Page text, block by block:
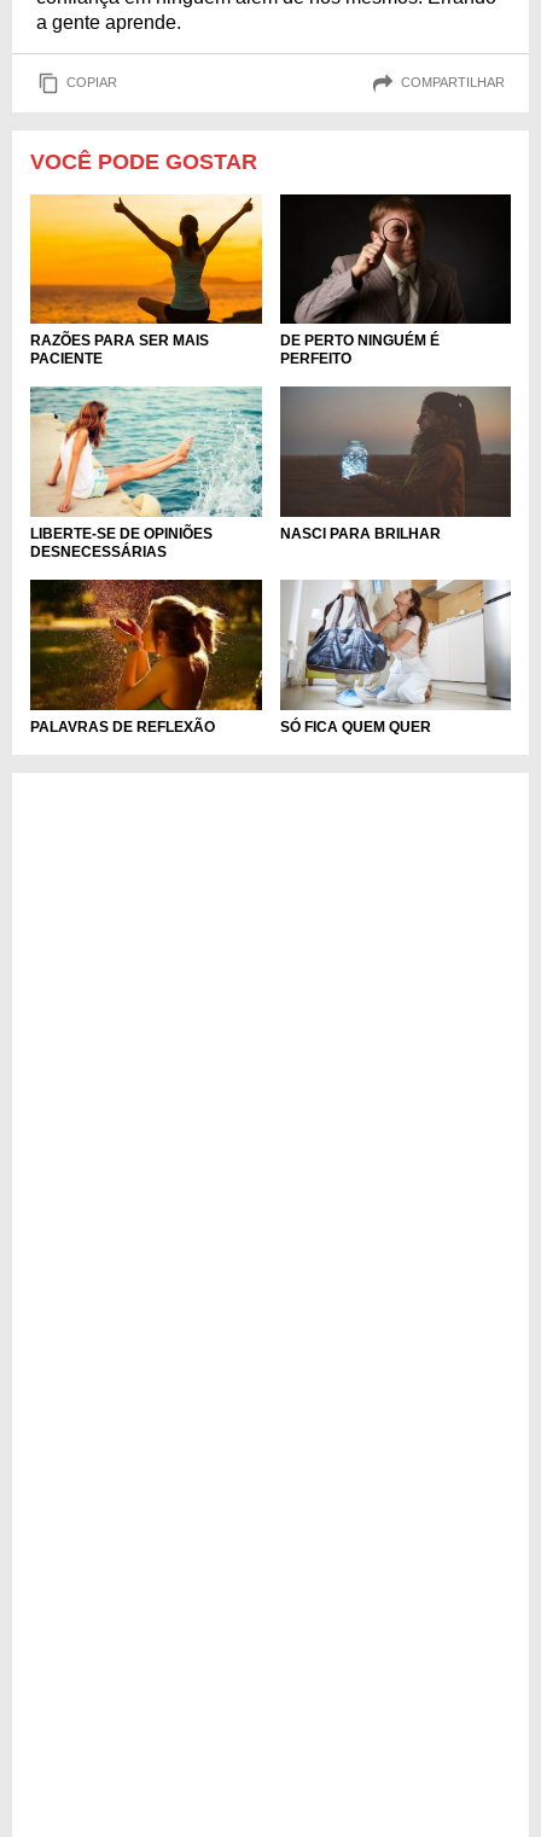
a gente aprende.
COPIAR COMPARTILHAR
VOCÊ PODE GOSTAR
RAZÕES PARA SER MAIS
PACIENTE
DE PERTO NINGUÉM É
PERFEITO
LIBERTE-SE DE OPINIÕES
DESNECESSÁRIAS
NASCI PARA BRILHAR
PALAVRAS DE REFLEXÃO SÓ FICA QUEM QUER